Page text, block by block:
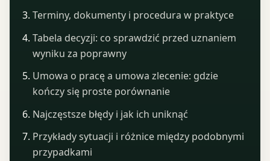
Terminy, dokumenty i procedura w praktyce
Tabela decyzji: co sprawdzić przed uznaniem
wyniku za poprawny
Umowa o pracę a umowa zlecenie: gdzie
kończy się proste porównanie
Najczęstsze błędy i jak ich uniknąć
Przykłady sytuacji i różnice między podobnymi
przypadkami